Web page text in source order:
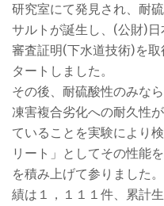
研究室にて発見され、耐
サルトが誕生し、(公財)
審査証明(下水道技術)を
タートしました。
その後、耐硫酸性のみな
凍害複合劣化への耐久性
ていることを実験により
リート」としてその性能
を積み上げて参りました
績は１，１１１件、累計